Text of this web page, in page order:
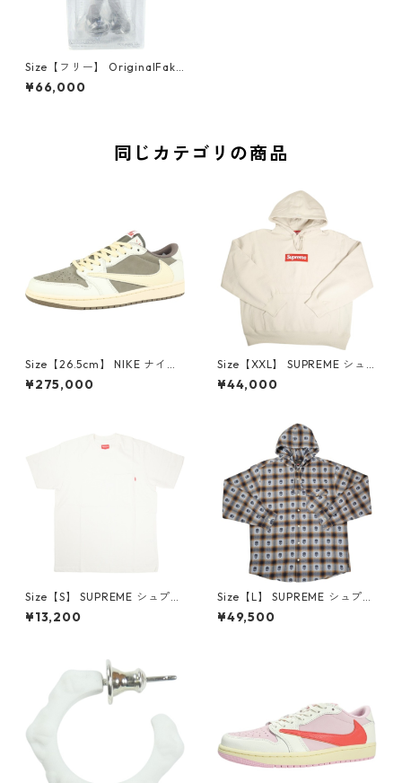
Size【フリー】 OriginalFake
オリジナルフェイク ×KAWS S
MALL LIE フィギュア 茶 【新
¥66,000
同じカテゴリの商品
Size【26.5cm】 NIKE ナイキ
×Travis Scott AIR JORDAN 1
LOW Reverse Mocha DM786
¥275,000
Size【XXL】 SUPREME シュ
プリーム 24AW Box Logo Ho
oded Sweatshirt Stone ボッ
¥44,000
Size【S】 SUPREME シュプリ
ーム S/S Pocket Tee White T
シャツ 白 【新古品・未使用
¥13,200
Size【L】 SUPREME シュプリ
ーム ×Number (N)ine 25FW
Hooded Flannel Shirt Blue
¥49,500